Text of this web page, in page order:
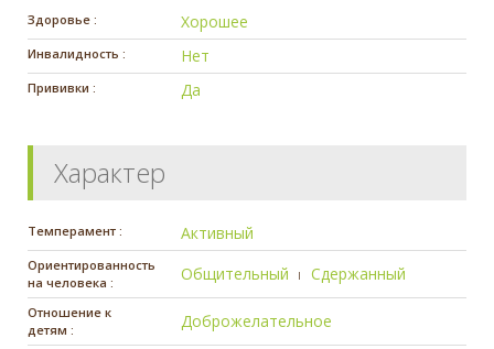
Здоровье : Хорошее
Инвалидность : Нет
Прививки : Да
Характер
Темперамент : Активный
Ориентированность
на человека :
Общительный Сдержанный
Отношение к
детям :
Доброжелательное